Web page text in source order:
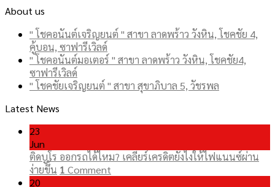
About us
" โชคอนันต์เจริญยนต์ " สาขา ลาดพร้าว วังหิน, โชคชัย 4,
คู้บอน, ซาฟารีเวิลด์
" โชคอนันต์มอเตอร์ " สาขา ลาดพร้าว วังหิน, โชคชัย4,
ซาฟารีเวิลด์
" โชคชัยเจริญยนต์ " สาขา สุขาภิบาล 5, วัชรพล
Latest News
23
Jun
ติดบูโร ออกรถได้ไหม? เคลียร์เครดิตยังไงให้ไฟแนนซ์ผ่าน
ง่ายขึ้น 1 Comment
20